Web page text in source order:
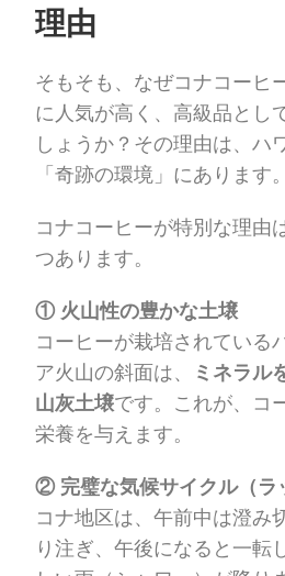
理由
そもそも、なぜコナコーヒ
に人気が高く、高級品とし
しょうか？その理由は、ハ
「奇跡の環境」にあります。
コナコーヒーが特別な理由
つあります。
① 火山性の豊かな土壌
コーヒーが栽培されている
ア火山の斜面は、
ミネラル
山灰土壌です。これが、コ
栄養を与えます。
② 完璧な気候サイクル（ラ
コナ地区は、午前中は澄み
り注ぎ、午後になると一転